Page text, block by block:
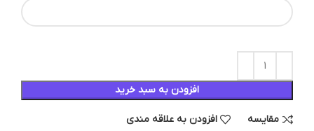
افزودن به سبد خرید
مقایسه افزودن به علاقه مندی